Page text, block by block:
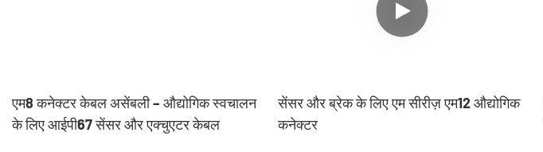
एम8 कनेक्टर केबल असेंबली – औद्योगिक स्वचालन
के लिए आईपी67 सेंसर और एक्चुएटर केबल
सेंसर और ब्रेक के लिए एम सीरीज़ एम12 औद्योगिक
कनेक्टर